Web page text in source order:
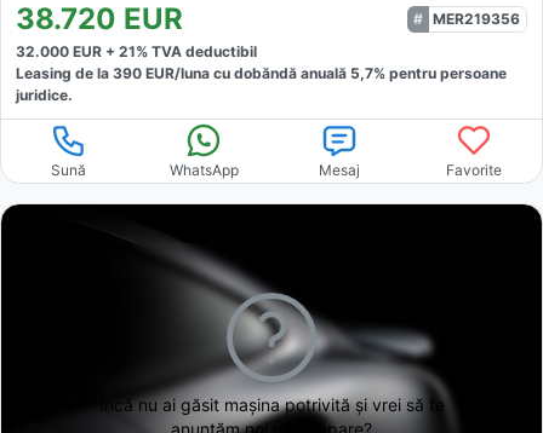
38.720 EUR
MER219356
32.000 EUR + 21% TVA deductibil
Leasing de la 390 EUR/luna cu dobăndă anuală 5,7% pentru persoane
juridice.
Sună WhatsApp Mesaj Favorite
Încă nu ai găsitmașina potrivită și vrei să te
anunțăm noi când apare?